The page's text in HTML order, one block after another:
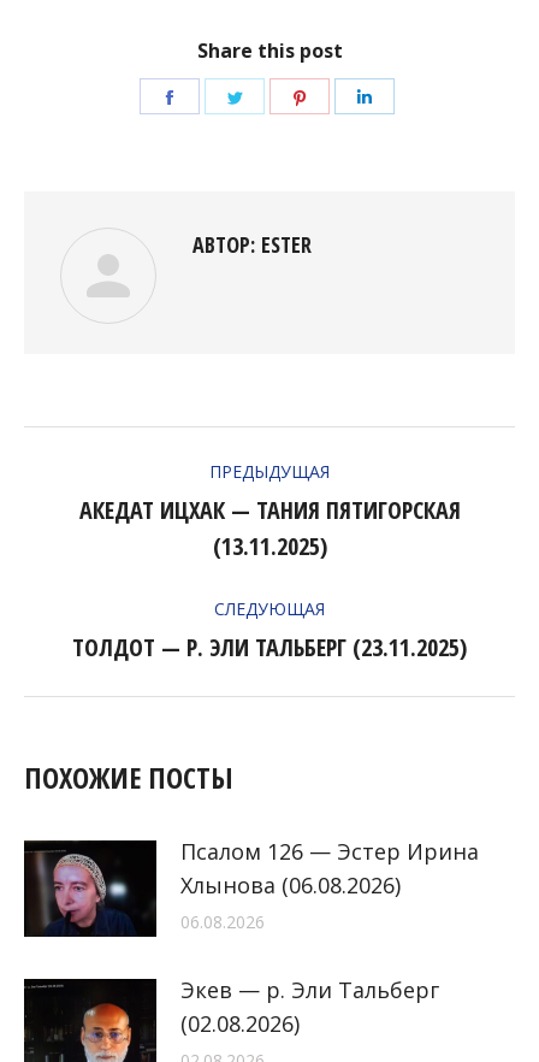
Share this post
ПоделитьсяПоделитьсяПоделиться
АВТОР: ESTER
ПРЕДЫДУЩАЯ
Предыдущая
запись:
АКЕДАТ ИЦХАК — ТАНИЯ ПЯТИГОРСКАЯ
(13.11.2025)
СЛЕДУЮЩАЯ
Следующая
ТОЛДОТ — Р. ЭЛИ ТАЛЬБЕРГ (23.11.2025)
ПОХОЖИЕ ПОСТЫ
Псалом 126 — Эстер Ирина
Хлынова (06.08.2026)
06.08.2026
Экев — р. Эли Тальберг
(02.08.2026)